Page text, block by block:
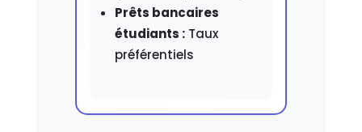
Prêts bancaires
étudiants :Taux
préférentiels